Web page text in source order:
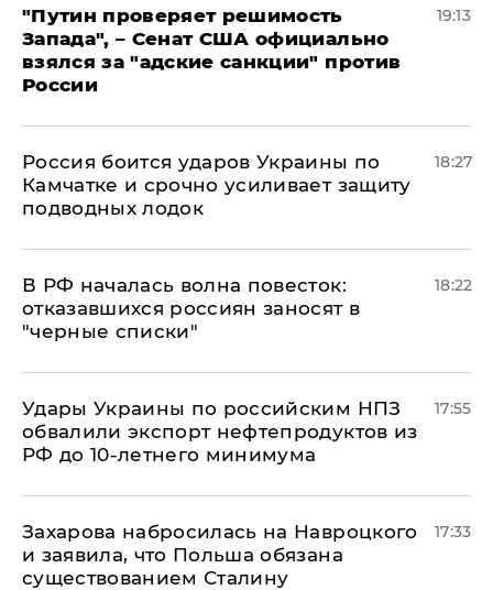
"Путин проверяет решимость
Запада", – Сенат США официально
взялся за "адские санкции" против
России
19:13
Россия боится ударов Украины по
Камчатке и срочно усиливает защиту
подводных лодок
18:27
​В РФ началась волна повесток:
отказавшихся россиян заносят в
"черные списки"
18:22
Удары Украины по российским НПЗ
обвалили экспорт нефтепродуктов из
РФ до 10-летнего минимума
17:55
​Захарова набросилась на Навроцкого
и заявила, что Польша обязана
существованием Сталину
17:33